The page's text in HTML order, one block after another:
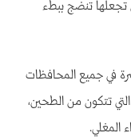
تجعلها تنضج ببطء
في جميع المحافظات
تتكون من الطحين،
المغلي.